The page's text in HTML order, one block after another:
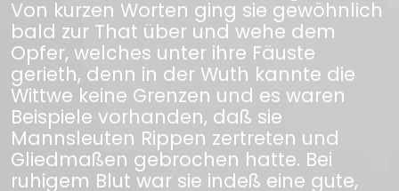
Von kurzen Worten ging sie gewöhnlich
bald zur That über und wehe dem
Opfer, welches unter ihre Fäuste
gerieth, denn in der Wuth kannte die
Wittwe keine Grenzen und es waren
Beispiele vorhanden, daß sie
Mannsleuten Rippen zertreten und
Gliedmaßen gebrochen hatte. Bei
ruhigem Blut war sie indeß eine gute,